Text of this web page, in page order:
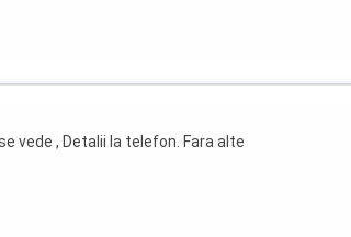
vede , Detalii la telefon. Fara alte